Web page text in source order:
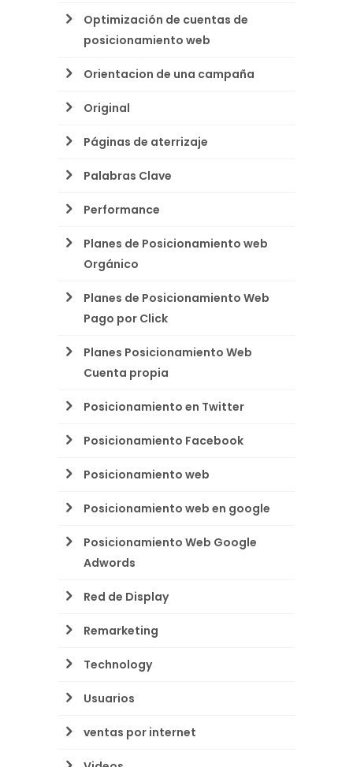
Optimización de cuentas de
posicionamiento web
Orientacion de una campaña
Original
Páginas de aterrizaje
Palabras Clave
Performance
Planes de Posicionamiento web
Orgánico
Planes de Posicionamiento Web
Pago por Click
Planes Posicionamiento Web
Cuenta propia
Posicionamiento en Twitter
Posicionamiento Facebook
Posicionamiento web
Posicionamiento web en google
Posicionamiento Web Google
Adwords
Red de Display
Remarketing
Technology
Usuarios
ventas por internet